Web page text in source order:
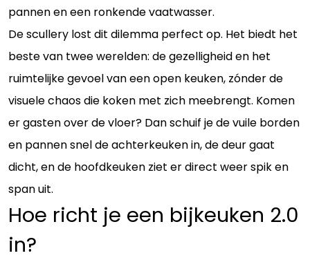
pannen en een ronkende vaatwasser.
De scullery lost dit dilemma perfect op. Het biedt het
beste van twee werelden: de gezelligheid en het
ruimtelijke gevoel van een open keuken, zónder de
visuele chaos die koken met zich meebrengt. Komen
er gasten over de vloer? Dan schuif je de vuile borden
en pannen snel de achterkeuken in, de deur gaat
dicht, en de hoofdkeuken ziet er direct weer spik en
span uit.
Hoe richt je een bijkeuken 2.0
in?